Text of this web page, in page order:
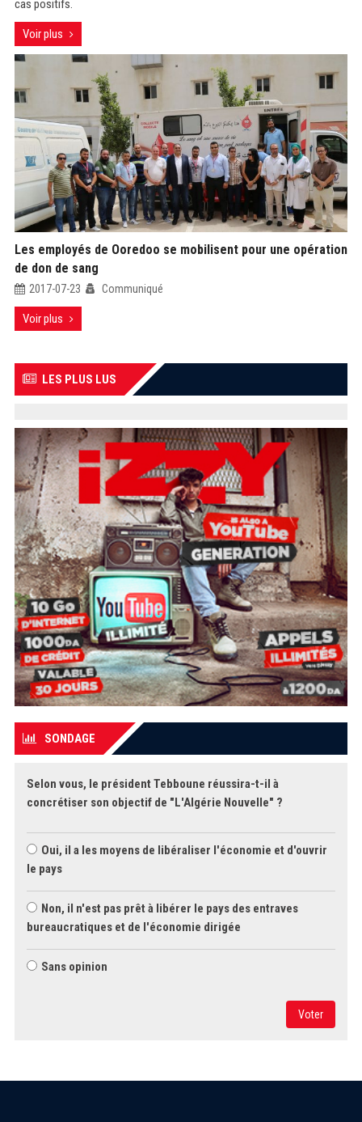
cas positifs.
Voir plus
Les employés de Ooredoo se mobilisent pour une opération
de don de sang
2017-07-23 Communiqué
Voir plus
LES PLUS LUS
SONDAGE
Selon vous, le président Tebboune réussira-t-il à
concrétiser son objectif de "L'Algérie Nouvelle" ?
Oui, il a les moyens de libéraliser l'économie et d'ouvrir
le pays
Non, il n'est pas prêt à libérer le pays des entraves
bureaucratiques et de l'économie dirigée
Sans opinion
Voter